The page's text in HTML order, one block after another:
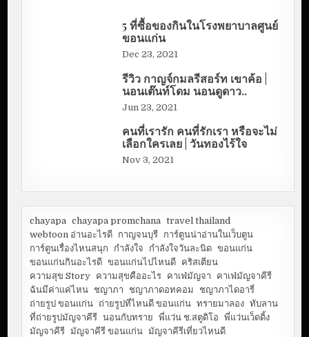
5 ที่ซื้อของกินในโรงพยาบาลศูนย์
ขอนแก่น
Dec 23, 2021
รีวิว กาญจ์กมลรีสอร์ท เขาค้อ |
นอนเต๊นท์โดม นอนดูดาว..
Jun 23, 2021
คนที่เรารัก คนที่รักเรา หรือจะไม่
เลือกใครเลย | วันทองไร้ใจ
Nov 3, 2021
chayapa chayapa promchana
travel thailand
webtoon อ่านอะไรดี กาญจนบุรี การ์ตูนน่าอ่านในเว็บตูน
การ์ตูนเรื่องไหนสนุก
กำลังใจ กำลังใจวันละนิด ขอนแก่น
ขอนแก่นกินอะไรดี ขอนแก่นไปไหนดี คริสเตียน
ความสุข Story ความสุขคืออะไร คาเฟ่มัญจา
คาเฟ่มัญจาคีรี
ฉันมีค่าแค่ไหน ชญาภา ชญาภาดอทคอม
ชญาภาไดอารี่
ถ่ายรูป ขอนแก่น ถ่ายรูปที่ไหนดี ขอนแก่น ทรายมาลอง ทับลาน
ที่ถ่ายรูปมัญจาคีรี นอนกับทราย พี่แว่น ช.สตูดิโอ
พี่แว่นเว็ดดิ้ง
มัญจาคีรี มัญจาคีรี ขอนแก่น มัญจาคีรีเที่ยวไหนดี